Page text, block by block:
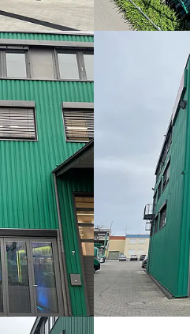
Show larger version